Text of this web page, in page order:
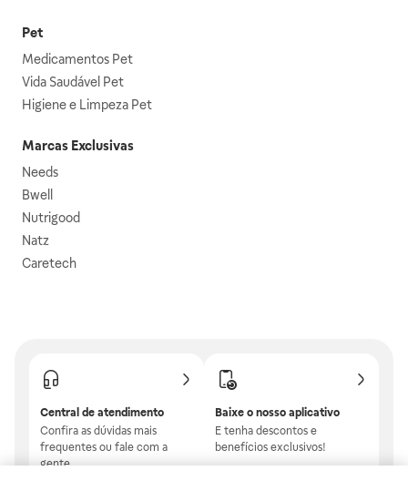
Pet
Medicamentos Pet
Vida Saudável Pet
Higiene e Limpeza Pet
Marcas Exclusivas
Needs
Bwell
Nutrigood
Natz
Caretech
Central de atendimento
Confira as dúvidas mais
frequentes ou fale com a
gente.
Baixe o nosso aplicativo
E tenha descontos e
benefícios exclusivos!